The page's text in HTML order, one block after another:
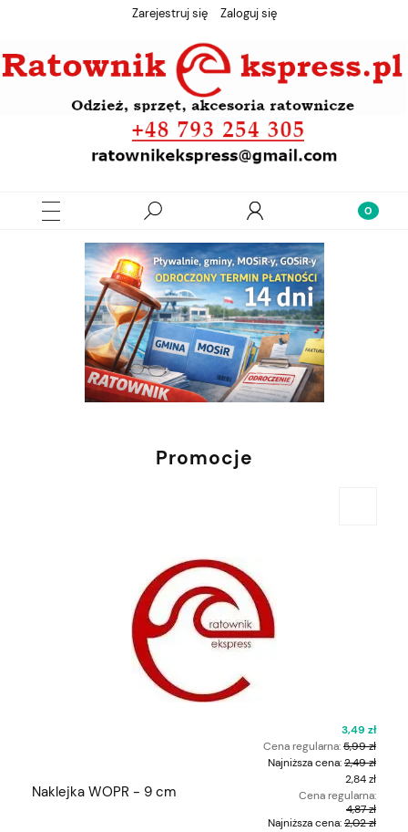
Zarejestruj się Zaloguj się
Promocje
Naklejka WOPR - 9 cm
3,49 zł
Cena regularna:5,99 zł
Najniższa cena:2,49 zł
2,84 zł
Cena regularna:
4,87 zł
Najniższa cena:2,02 zł